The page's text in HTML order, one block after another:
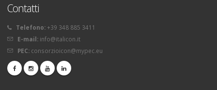
Contatti
Telefono: +39 348 885 3411
E-mail: info@italicon.it
PEC: consorzioicon@mypec.eu